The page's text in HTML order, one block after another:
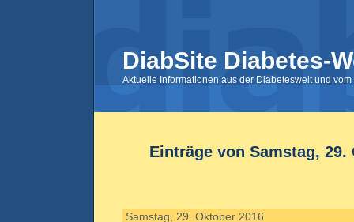
DiabSite Diabetes-
Aktuelle Informationen aus der Diabeteswelt und
Einträge von Samstag, 29.
Samstag, 29. Oktober 2016